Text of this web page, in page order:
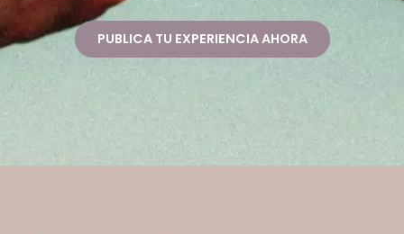
PUBLICA TU EXPERIENCIA AHORA